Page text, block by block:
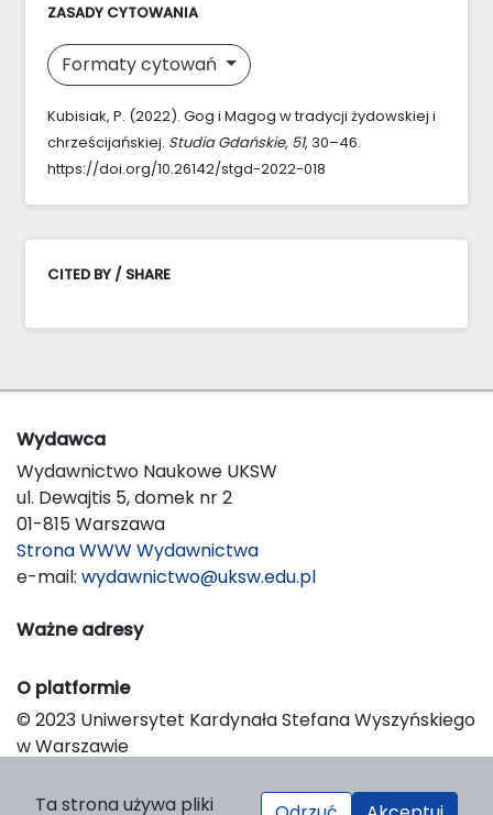
ZASADY CYTOWANIA
Formaty cytowań
Kubisiak, P. (2022). Gog i Magog w tradycji żydowskiej i
chrześcijańskiej. Studia Gdańskie, 51, 30–46.
https://doi.org/10.26142/stgd-2022-018
CITED BY / SHARE
Wydawca
Wydawnictwo Naukowe UKSW
ul. Dewajtis 5, domek nr 2
01-815 Warszawa
Strona WWW Wydawnictwa
e-mail: wydawnictwo@uksw.edu.pl
Ważne adresy
O platformie
© 2023 Uniwersytet Kardynała Stefana Wyszyńskiego
w Warszawie
Platform & Workflow by OJS/PKP
Ta strona używa pliki